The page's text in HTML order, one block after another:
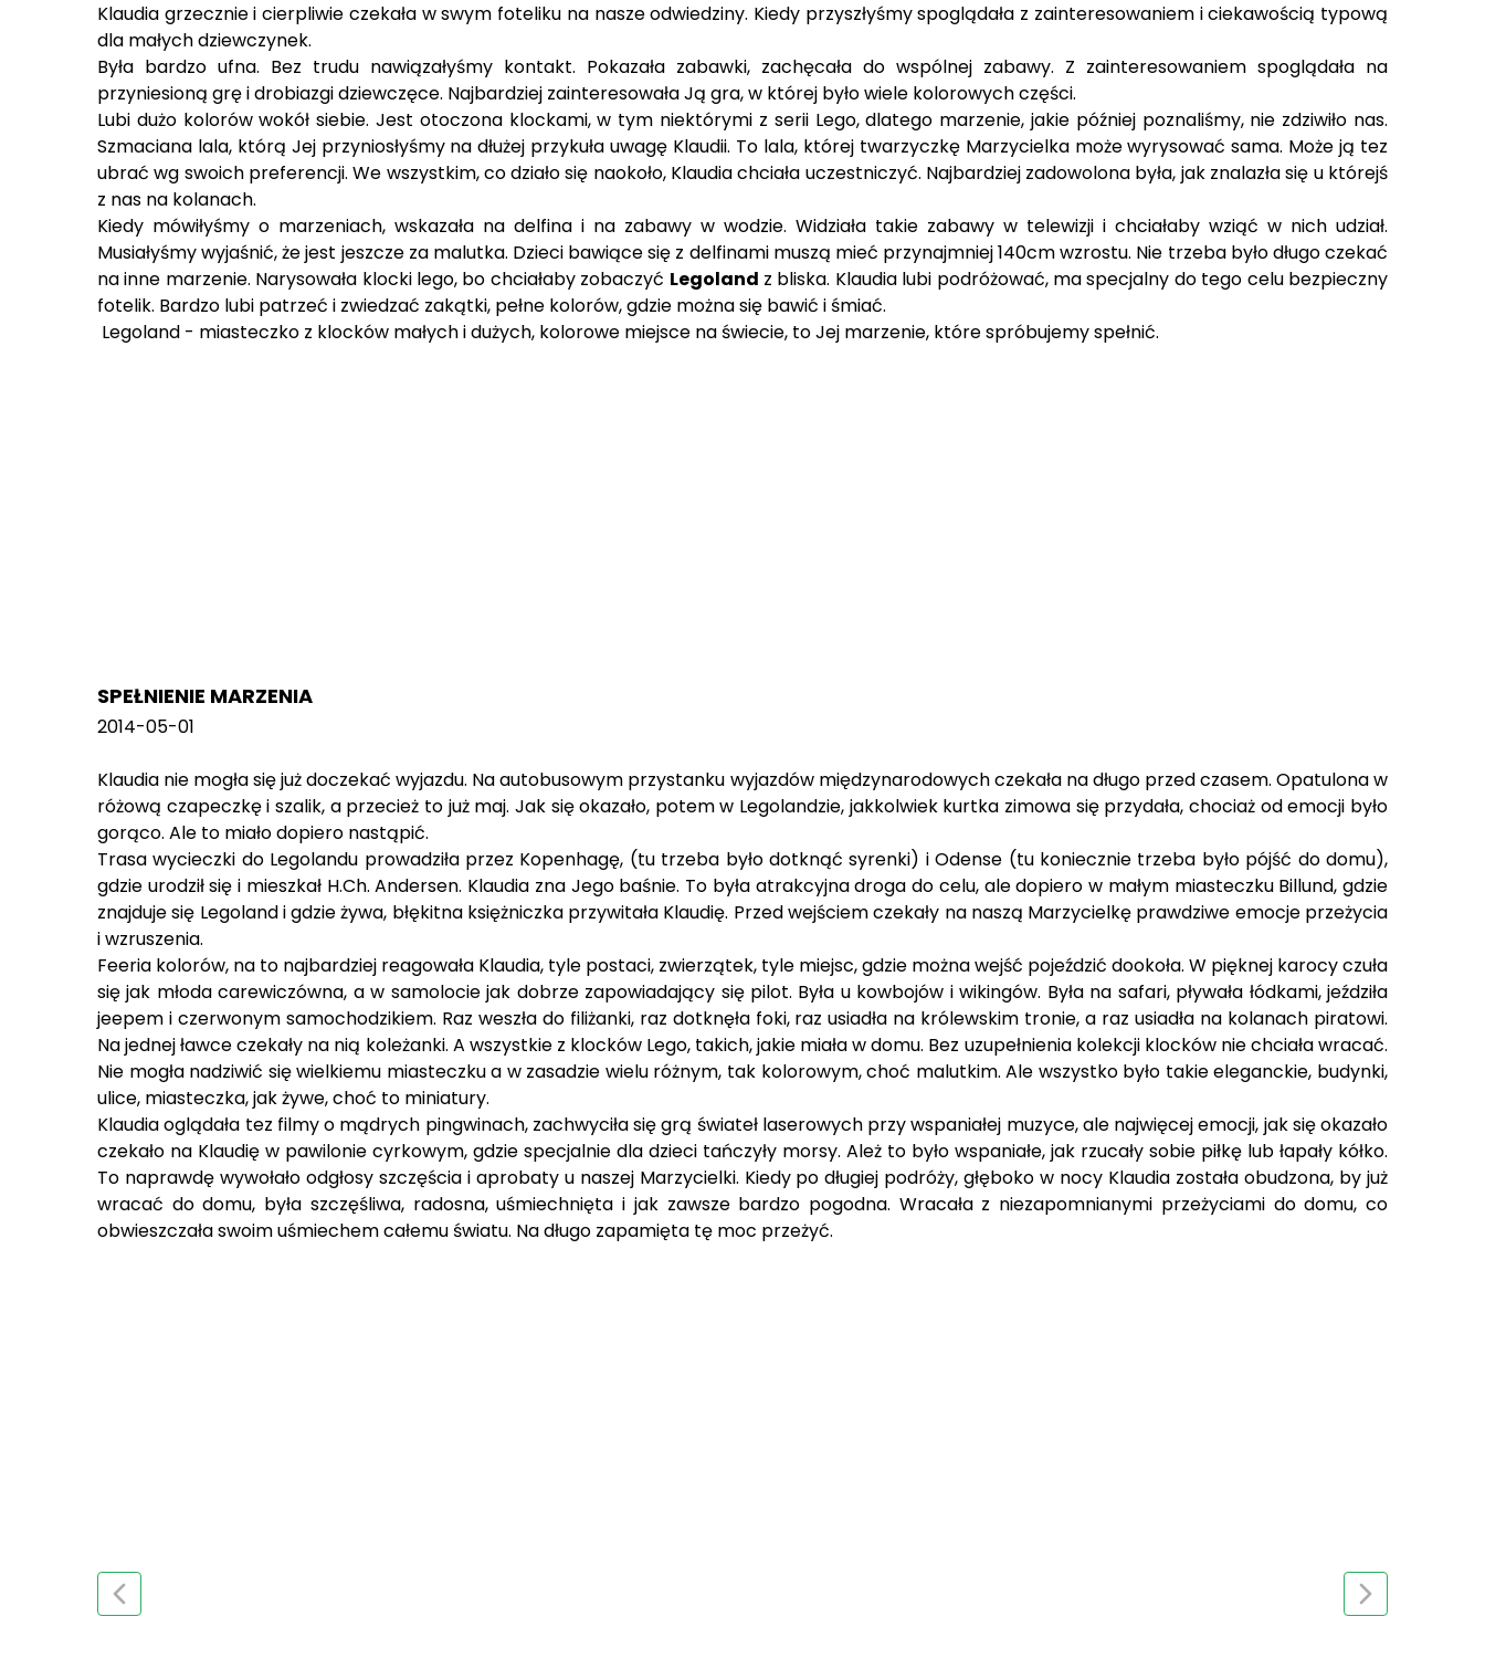
Klaudia grzecznie i cierpliwie czekała w swym foteliku na nasze odwiedziny. Kiedy przyszłyśmy spoglądała z zainteresowaniem i ciekawością typową
dla małych dziewczynek.
Była bardzo ufna. Bez trudu nawiązałyśmy kontakt. Pokazała zabawki, zachęcała do wspólnej zabawy. Z zainteresowaniem spoglądała na
przyniesioną grę i drobiazgi dziewczęce. Najbardziej zainteresowała Ją gra, w której było wiele kolorowych części.
Lubi dużo kolorów wokół siebie. Jest otoczona klockami, w tym niektórymi z serii Lego, dlatego marzenie, jakie później poznaliśmy, nie zdziwiło nas.
Szmaciana lala, którą Jej przyniosłyśmy na dłużej przykuła uwagę Klaudii. To lala, której twarzyczkę Marzycielka może wyrysować sama. Może ją tez
ubrać wg swoich preferencji. We wszystkim, co działo się naokoło, Klaudia chciała uczestniczyć. Najbardziej zadowolona była, jak znalazła się u którejś
z nas na kolanach.
Kiedy mówiłyśmy o marzeniach, wskazała na delfina i na zabawy w wodzie. Widziała takie zabawy w telewizji i chciałaby wziąć w nich udział.
Musiałyśmy wyjaśnić, że jest jeszcze za malutka. Dzieci bawiące się z delfinami muszą mieć przynajmniej 140cm wzrostu. Nie trzeba było długo czekać
na inne marzenie. Narysowała klocki lego, bo chciałaby zobaczyć Legoland z bliska. Klaudia lubi podróżować, ma specjalny do tego celu bezpieczny
fotelik. Bardzo lubi patrzeć i zwiedzać zakątki, pełne kolorów, gdzie można się bawić i śmiać.
Legoland - miasteczko z klocków małych i dużych, kolorowe miejsce na świecie, to Jej marzenie, które spróbujemy spełnić.
SPEŁNIENIE MARZENIA
2014-05-01
Klaudia nie mogła się już doczekać wyjazdu. Na autobusowym przystanku wyjazdów międzynarodowych czekała na długo przed czasem. Opatulona w
różową czapeczkę i szalik, a przecież to już maj. Jak się okazało, potem w Legolandzie, jakkolwiek kurtka zimowa się przydała, chociaż od emocji było
gorąco. Ale to miało dopiero nastąpić.
Trasa wycieczki do Legolandu prowadziła przez Kopenhagę, (tu trzeba było dotknąć syrenki) i Odense (tu koniecznie trzeba było pójść do domu),
gdzie urodził się i mieszkał H.Ch. Andersen. Klaudia zna Jego baśnie. To była atrakcyjna droga do celu, ale dopiero w małym miasteczku Billund, gdzie
znajduje się Legoland i gdzie żywa, błękitna księżniczka przywitała Klaudię. Przed wejściem czekały na naszą Marzycielkę prawdziwe emocje przeżycia
i wzruszenia.
Feeria kolorów, na to najbardziej reagowała Klaudia, tyle postaci, zwierzątek, tyle miejsc, gdzie można wejść pojeździć dookoła. W pięknej karocy czuła
się jak młoda carewiczówna, a w samolocie jak dobrze zapowiadający się pilot. Była u kowbojów i wikingów. Była na safari, pływała łódkami, jeździła
jeepem i czerwonym samochodzikiem. Raz weszła do filiżanki, raz dotknęła foki, raz usiadła na królewskim tronie, a raz usiadła na kolanach piratowi.
Na jednej ławce czekały na nią koleżanki. A wszystkie z klocków Lego, takich, jakie miała w domu. Bez uzupełnienia kolekcji klocków nie chciała wracać.
Nie mogła nadziwić się wielkiemu miasteczku a w zasadzie wielu różnym, tak kolorowym, choć malutkim. Ale wszystko było takie eleganckie, budynki,
ulice, miasteczka, jak żywe, choć to miniatury.
Klaudia oglądała tez filmy o mądrych pingwinach, zachwyciła się grą świateł laserowych przy wspaniałej muzyce, ale najwięcej emocji, jak się okazało
czekało na Klaudię w pawilonie cyrkowym, gdzie specjalnie dla dzieci tańczyły morsy. Ależ to było wspaniałe, jak rzucały sobie piłkę lub łapały kółko.
To naprawdę wywołało odgłosy szczęścia i aprobaty u naszej Marzycielki. Kiedy po długiej podróży, głęboko w nocy Klaudia została obudzona, by już
wracać do domu, była szczęśliwa, radosna, uśmiechnięta i jak zawsze bardzo pogodna. Wracała z niezapomnianymi przeżyciami do domu, co
obwieszczała swoim uśmiechem całemu światu. Na długo zapamięta tę moc przeżyć.